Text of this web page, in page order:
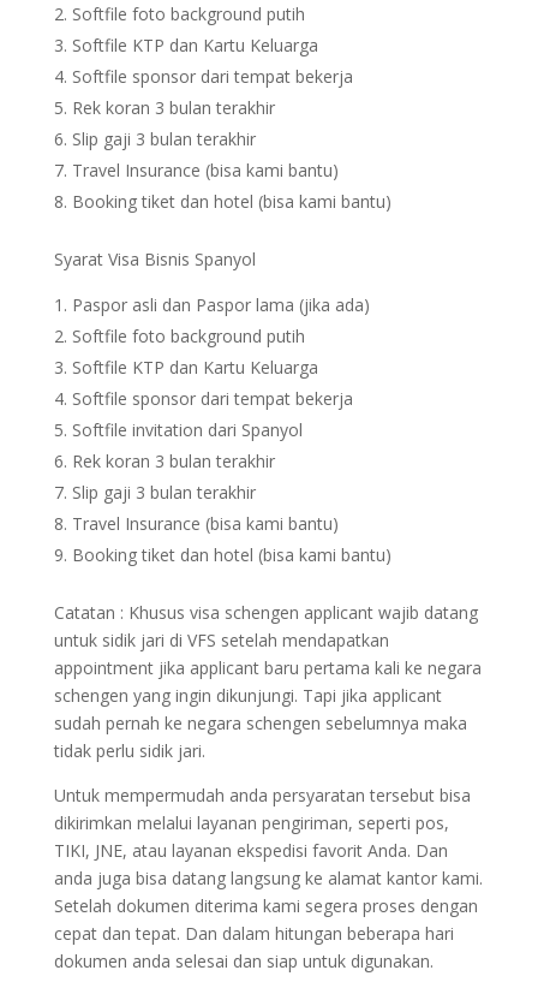
Softfile foto background putih
Softfile KTP dan Kartu Keluarga
Softfile sponsor dari tempat bekerja
Rek koran 3 bulan terakhir
Slip gaji 3 bulan terakhir
Travel Insurance (bisa kami bantu)
Booking tiket dan hotel (bisa kami bantu)
Syarat Visa Bisnis Spanyol
Paspor asli dan Paspor lama (jika ada)
Softfile foto background putih
Softfile KTP dan Kartu Keluarga
Softfile sponsor dari tempat bekerja
Softfile invitation dari Spanyol
Rek koran 3 bulan terakhir
Slip gaji 3 bulan terakhir
Travel Insurance (bisa kami bantu)
Booking tiket dan hotel (bisa kami bantu)
Catatan : Khusus visa schengen applicant wajib datang
untuk sidik jari di VFS setelah mendapatkan
appointment jika applicant baru pertama kali ke negara
schengen yang ingin dikunjungi. Tapi jika applicant
sudah pernah ke negara schengen sebelumnya maka
tidak perlu sidik jari.
Untuk mempermudah anda persyaratan tersebut bisa
dikirimkan melalui layanan pengiriman, seperti pos,
TIKI, JNE, atau layanan ekspedisi favorit Anda. Dan
anda juga bisa datang langsung ke alamat kantor kami.
Setelah dokumen diterima kami segera proses dengan
cepat dan tepat. Dan dalam hitungan beberapa hari
dokumen anda selesai dan siap untuk digunakan.